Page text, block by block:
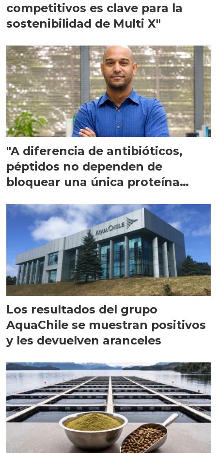
competitivos es clave para la
sostenibilidad de Multi X"
"A diferencia de antibióticos,
péptidos no dependen de
bloquear una única proteína
Los resultados del grupo
AquaChile se muestran positivos
y les devuelven aranceles